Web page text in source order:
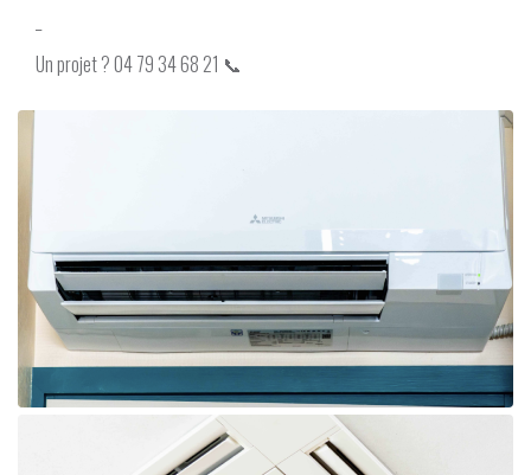
Un projet ? 04 79 34 68 21 📞